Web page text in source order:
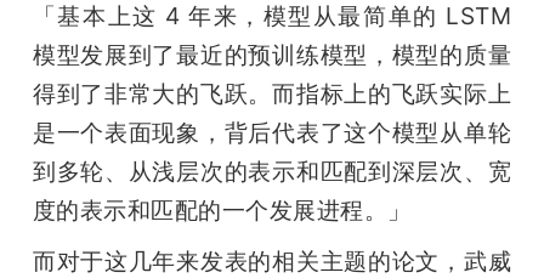
「基本上这 4 年来，模型从最简单的 LSTM
模型发展到了最近的预训练模型，模型的质量
得到了非常大的飞跃。而指标上的飞跃实际上
是一个表面现象，背后代表了这个模型从单轮
到多轮、从浅层次的表示和匹配到深层次、宽
度的表示和匹配的一个发展进程。」
而对于这几年来发表的相关主题的论文，武威